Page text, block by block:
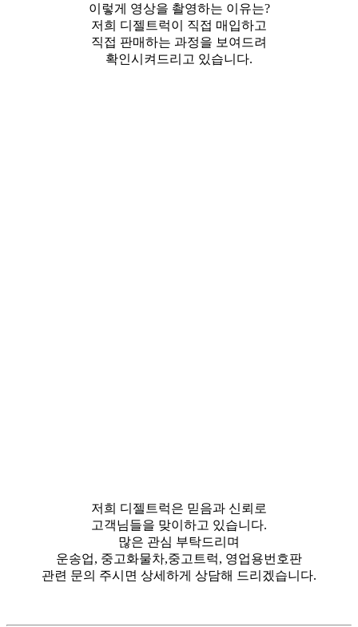
이렇게 영상을 촬영하는 이유는?
저희 디젤트럭이 직접 매입하고
직접 판매하는 과정을 보여드려
확인시켜드리고 있습니다.
저희 디젤트럭은 믿음과 신뢰로
고객님들을 맞이하고 있습니다.
많은 관심 부탁드리며
운송업, 중고화물차,중고트럭, 영업용번호판
관련 문의 주시면 상세하게 상담해 드리겠습니다.